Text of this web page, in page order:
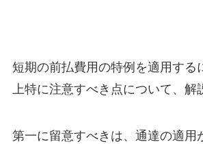
短期の前払費用の特例を適用する
上特に注意すべき点について、解
第一に留意すべきは、通達の適用